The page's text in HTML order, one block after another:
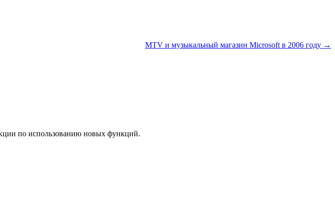
MTV и музыкальный магазин Microsoft в 2006 году →
по использованию новых функций.